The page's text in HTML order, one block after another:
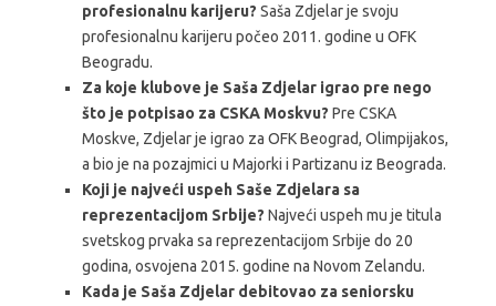
profesionalnu karijeru? Saša Zdjelar je svoju
profesionalnu karijeru počeo 2011. godine u OFK
Beogradu.
Za koje klubove je Saša Zdjelar igrao pre nego
što je potpisao za CSKA Moskvu? Pre CSKA
Moskve, Zdjelar je igrao za OFK Beograd, Olimpijakos,
a bio je na pozajmici u Majorki i Partizanu iz Beograda.
Koji je najveći uspeh Saše Zdjelara sa
reprezentacijom Srbije? Najveći uspeh mu je titula
svetskog prvaka sa reprezentacijom Srbije do 20
godina, osvojena 2015. godine na Novom Zelandu.
Kada je Saša Zdjelar debitovao za seniorsku